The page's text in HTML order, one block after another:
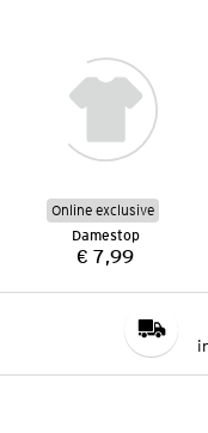
Online exclusive
Damestop
Prijs:
€ 7,99